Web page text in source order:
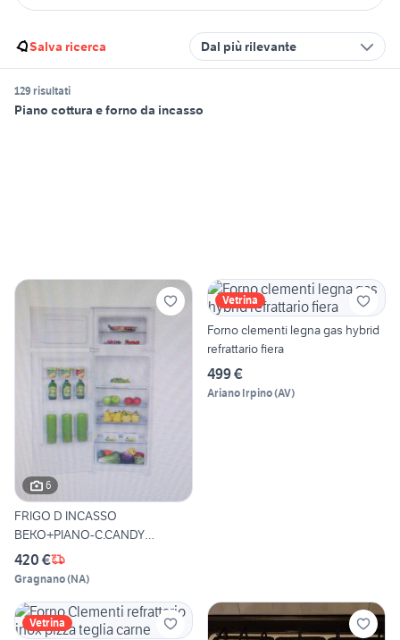
Salva ricerca Dal più rilevante
129 risultati
Piano cottura e forno da incasso
6
FRIGO D INCASSO
BEKO+PIANO-C.CANDY
60+FORNO+LAVELL
420 €
Gragnano(NA)
Vetrina
Forno clementi legna gas hybrid
refrattario fiera
499 €
Ariano Irpino(AV)
Vetrina